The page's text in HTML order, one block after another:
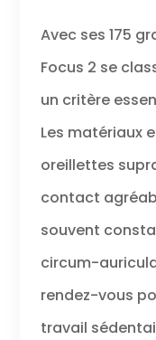
Avec ses 175
Focus 2 se
un critère
Les matériaux
oreillettes
contact
souvent
circum-
rendez-vous
travail